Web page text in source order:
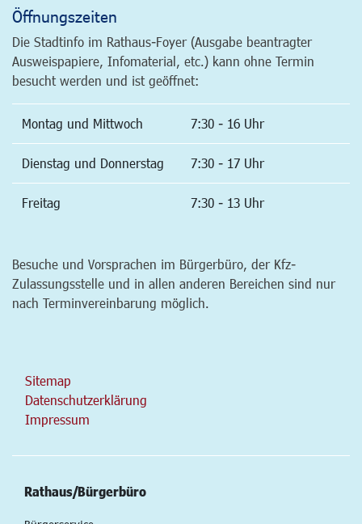
Öffnungszeiten
Die Stadtinfo im Rathaus-Foyer (Ausgabe beantragter
Ausweispapiere, Infomaterial, etc.) kann ohne Termin
besucht werden und ist geöffnet:
Montag und Mittwoch 7:30 - 16 Uhr
Dienstag und Donnerstag 7:30 - 17 Uhr
Freitag 7:30 - 13 Uhr
Besuche und Vorsprachen im Bürgerbüro, der Kfz-
Zulassungsstelle und in allen anderen Bereichen sind nur
nach Terminvereinbarung möglich.
Sitemap
Datenschutzerklärung
Impressum
Rathaus/Bürgerbüro